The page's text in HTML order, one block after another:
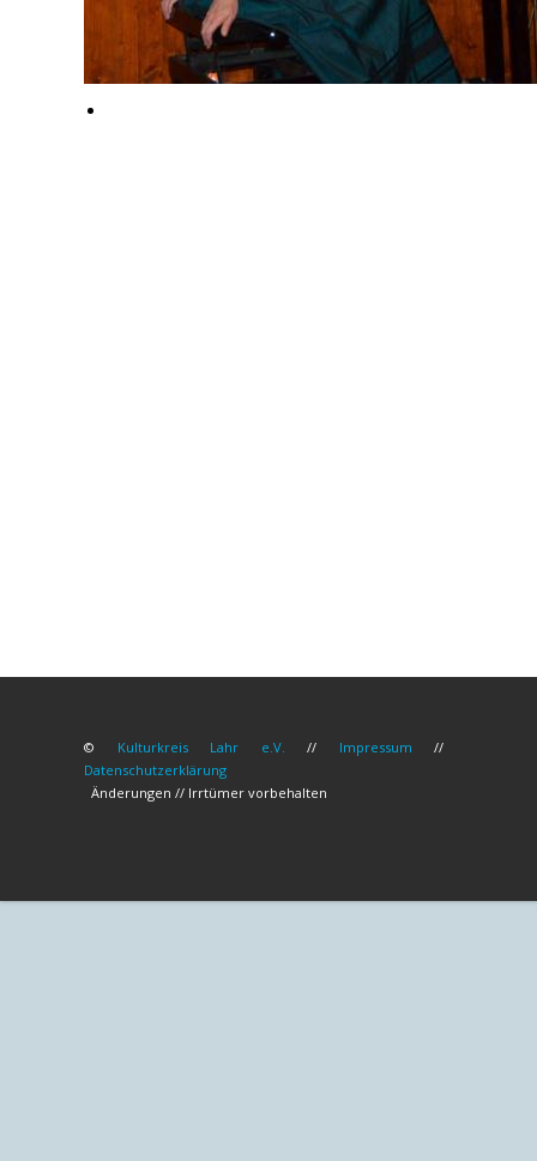
© Kulturkreis Lahr e.V. // Impressum //
Datenschutzerklärung
Änderungen // Irrtümer vorbehalten